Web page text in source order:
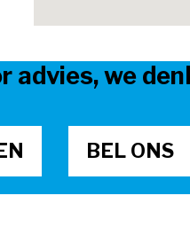
advies, we
BEL ONS